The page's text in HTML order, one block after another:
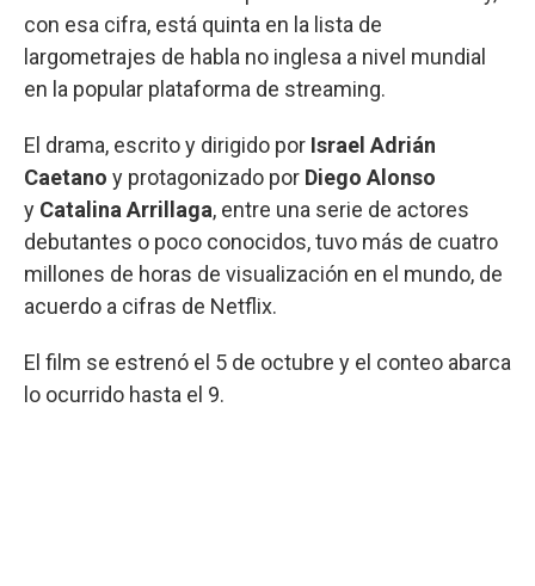
con esa cifra, está quinta en la lista de
largometrajes de habla no inglesa a nivel mundial
en la popular plataforma de streaming.
El drama, escrito y dirigido por Israel Adrián
Caetano y protagonizado por Diego Alonso
y Catalina Arrillaga, entre una serie de actores
debutantes o poco conocidos, tuvo más de cuatro
millones de horas de visualización en el mundo, de
acuerdo a cifras de Netflix.
El film se estrenó el 5 de octubre y el conteo abarca
lo ocurrido hasta el 9.